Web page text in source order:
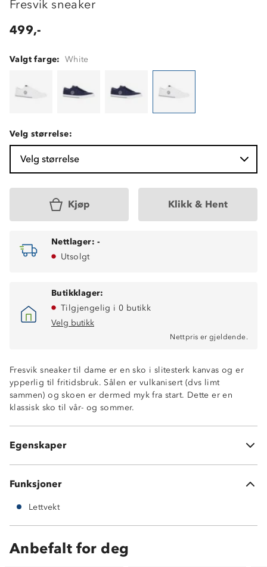
Fresvik sneaker
499,-
Valgt farge: White
Velg størrelse:
Velg størrelse
Kjøp Klikk & Hent
Nettlager: -
Utsolgt
Butikklager:
Tilgjengelig i 0 butikk
Velg butikk
Nettpris er gjeldende.
Fresvik sneaker til dame er en sko i slitesterk kanvas og er
ypperlig til fritidsbruk. Sålen er vulkanisert (dvs limt
sammen) og skoen er dermed myk fra start. Dette er en
klassisk sko til vår- og sommer.
Egenskaper
Vulkanisert myk såle
Funksjoner
Lettvekt
Anbefalt for deg